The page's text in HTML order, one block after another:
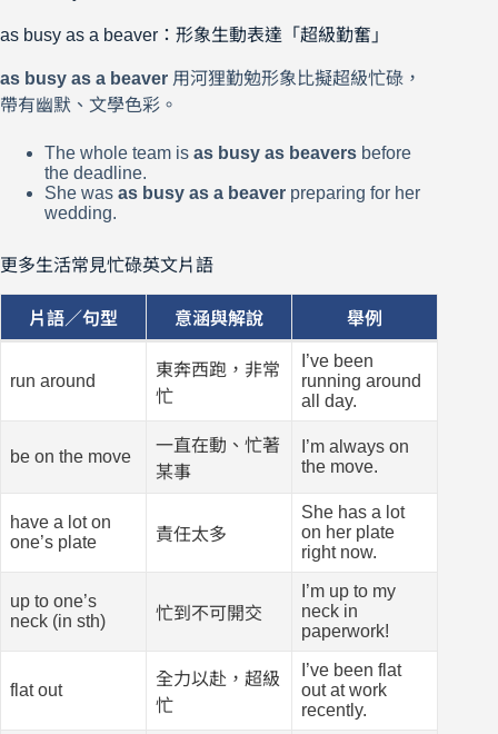
as busy as a beaver：形象生動表達「超級勤奮」
as busy as a beaver 用河狸勤勉形象比擬超級忙碌，
帶有幽默、文學色彩。
The whole team is as busy as beavers before
the deadline.
She was as busy as a beaver preparing for her
wedding.
更多生活常見忙碌英文片語
片語／句型 意涵與解說 舉例
run around
東奔西跑，非常
忙
I’ve been
running around
all day.
be on the move
一直在動、忙著
某事
I’m always on
the move.
have a lot on
one’s plate
責任太多
She has a lot
on her plate
right now.
up to one’s
neck (in sth)
忙到不可開交
I’m up to my
neck in
paperwork!
flat out
全力以赴，超級
忙
I’ve been flat
out at work
recently.